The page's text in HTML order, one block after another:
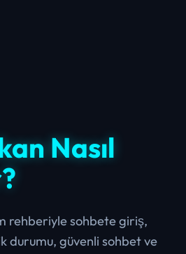
Nasıl
rehberiyle sohbete giriş,
durumu, güvenli sohbet ve